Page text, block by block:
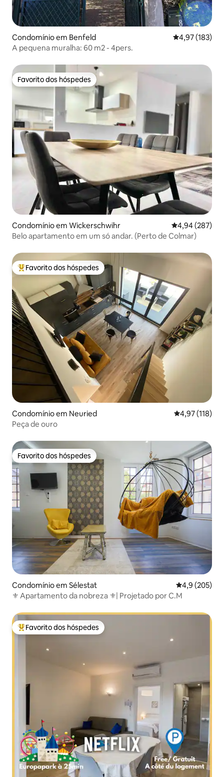
Condomínio em Benfeld Classificação
4,97 (183)
A pequena muralha: 60 m2 - 4pers.
Favorito dos hóspedes
Favorito dos hóspedes
Condomínio em Wickerschwihr Classificação
4,94 (287)
Belo apartamento em um só andar. (Perto de Colmar)
Favoritos dos hóspedes mais apreciados
Favorito dos hóspedes
Condomínio em Neuried Classificação
4,97 (118)
Peça de ouro
Favorito dos hóspedes
Favorito dos hóspedes
Condomínio em Sélestat Classificação
4,9 (205)
⚜ Apartamento da nobreza ⚜| Projetado por C.M
Favoritos dos hóspedes mais apreciados
Favorito dos hóspedes